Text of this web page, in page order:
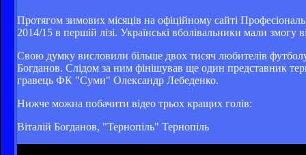
Протягом зимових місяців на офіційному сайті
2014/15 в першій лізі. Українські вболівальники мали змогу
Свою думку висловили більше двох тисяч любителів
Богданов. Слідом за ним фінішував ще один представник
гравець ФК "Суми" Олександр Лебеденко.
Нижче можна побачити відео трьох кращих голів:
Віталій Богданов, "Тернопіль" Тернопіль